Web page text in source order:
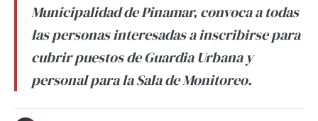
Municipalidad de Pinamar, convoca a todas
las personas interesadas a inscribirse para
cubrir puestos de Guardia Urbana y
personal para la Sala de Monitoreo.